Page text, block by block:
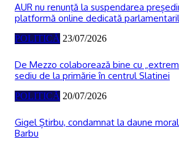
AUR nu renunţă la suspendarea
platformă online dedicată
POLITICĂ 23/07/2026
De Mezzo colaborează bine cu
sediu de la primărie în centrul Slatinei
POLITICĂ 20/07/2026
Gigel Știrbu, condamnat la daune
Barbu